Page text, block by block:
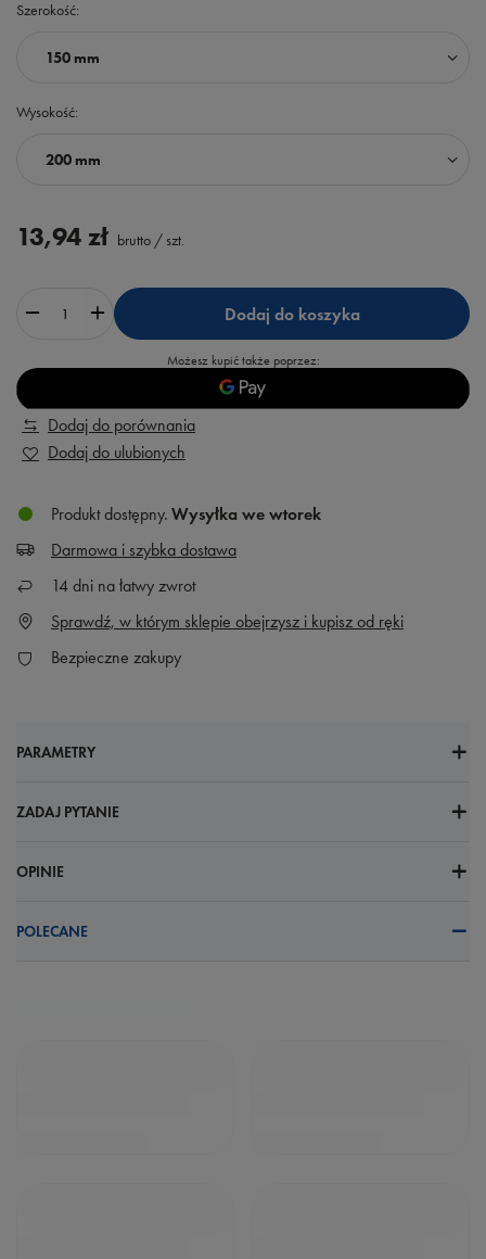
Szerokość
150 mm
Wysokość
200 mm
13,94 zł brutto / szt.
Dodaj do koszyka
Możesz kupić także poprzez:
Dodaj do porównania
Dodaj do ulubionych
Produkt dostępny Wysyłka we wtorek
Darmowa i szybka dostawa
14 dni na łatwy zwrot
Sprawdź, w którym sklepie obejrzysz i kupisz od ręki
Bezpieczne zakupy
PARAMETRY
ZADAJ PYTANIE
OPINIE
POLECANE